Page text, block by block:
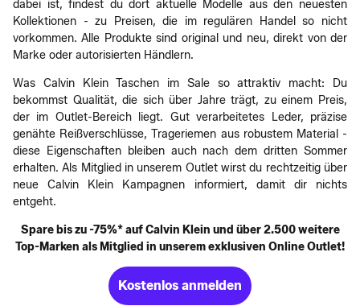
dabei ist, findest du dort aktuelle Modelle aus den neuesten
Kollektionen - zu Preisen, die im regulären Handel so nicht
vorkommen. Alle Produkte sind original und neu, direkt von der
Marke oder autorisierten Händlern.
Was Calvin Klein Taschen im Sale so attraktiv macht: Du
bekommst Qualität, die sich über Jahre trägt, zu einem Preis,
der im Outlet-Bereich liegt. Gut verarbeitetes Leder, präzise
genähte Reißverschlüsse, Trageriemen aus robustem Material -
diese Eigenschaften bleiben auch nach dem dritten Sommer
erhalten. Als Mitglied in unserem Outlet wirst du rechtzeitig über
neue Calvin Klein Kampagnen informiert, damit dir nichts
entgeht.
Spare bis zu -75%* auf Calvin Klein und über 2.500 weitere
Top-Marken als Mitglied in unserem exklusiven Online Outlet!
Kostenlos anmelden